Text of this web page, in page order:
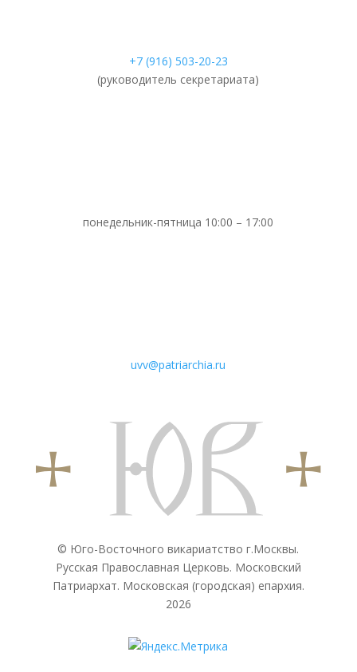
+7 (916) 503-20-23
(руководитель секретариата)
понедельник-пятница 10:00 – 17:00
uvv@patriarchia.ru
© Юго-Восточного викариатствo г.Москвы.
Русская Православная Церковь. Московский
Патриархат. Московская (городская) епархия.
2026